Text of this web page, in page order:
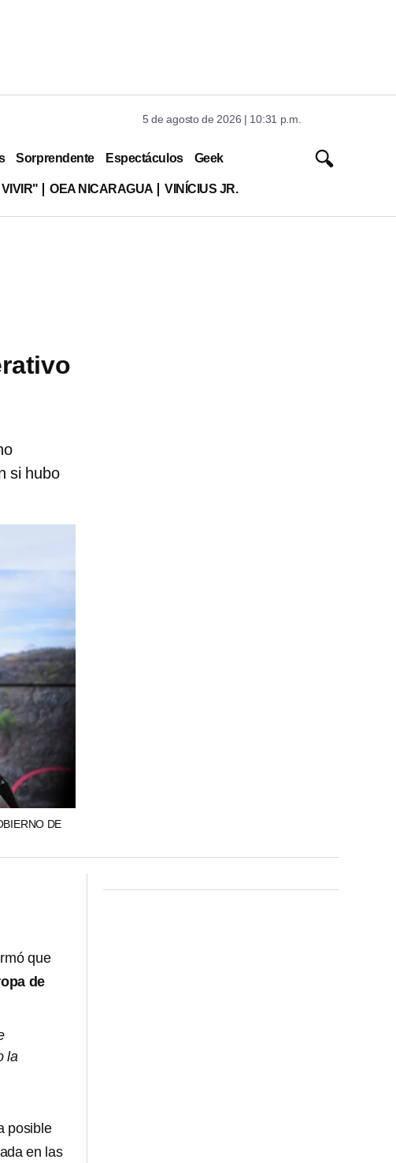
5 de agosto de 2026 | 10:31 p.m.
Sorprendente Espectáculos Geek
OEA NICARAGUA VINÍCIUS JR.
si hubo
DE
que
de
la
posible
en las